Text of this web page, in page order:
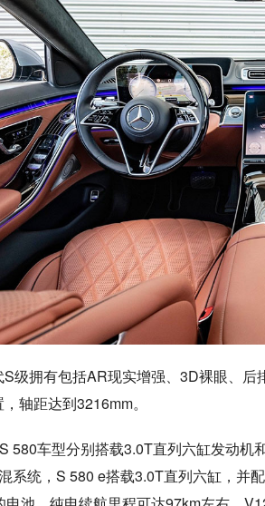
级拥有包括AR现实增强、3D裸眼、
轴距达到3216mm。
580车型分别搭载3.0T直列六缸发动机
系统，S 580 e搭载3.0T直列六缸，并